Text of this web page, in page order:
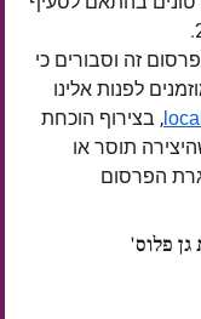
זה וסבורים כי
לפנות אלינו
, בצירוף הוכחת
תוסר או
הפרסום
גן פלוס'